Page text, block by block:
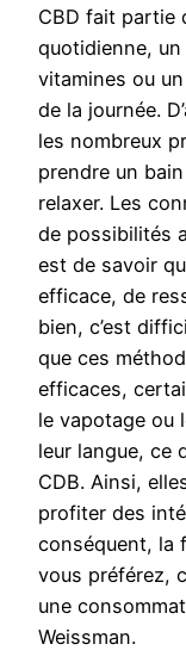
CBD fait partie
quotidienne,
vitamines ou
de la journée.
les nombreux
prendre un
relaxer. Les
de possibilités
est de savoir
efficace, de
bien, c’est
que ces
efficaces,
le vapotage ou
leur langue, ce
CDB. Ainsi,
profiter des
conséquent, la
vous préférez,
une
Weissman.